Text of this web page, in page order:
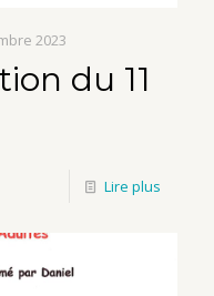
2023
du 11
Lire plus